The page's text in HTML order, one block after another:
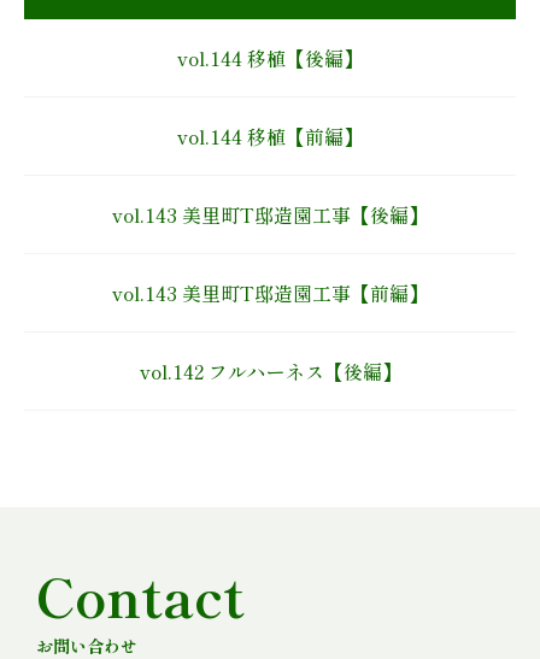
vol.144 移植【後編】
vol.144 移植【前編】
vol.143 美里町T邸造園工事【後編】
vol.143 美里町T邸造園工事【前編】
vol.142 フルハーネス【後編】
Contact
お問い合わせ